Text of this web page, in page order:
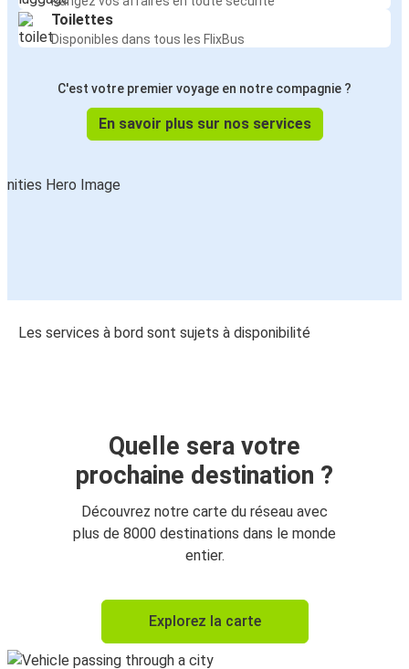
Toilettes
Disponibles dans tous les FlixBus
C'est votre premier voyage en notre compagnie ?
En savoir plus sur nos services
Les services à bord sont sujets à disponibilité
Quelle sera votre
prochaine destination ?
Découvrez notre carte du réseau avec
plus de 8000 destinations dans le monde
entier.
Explorez la carte